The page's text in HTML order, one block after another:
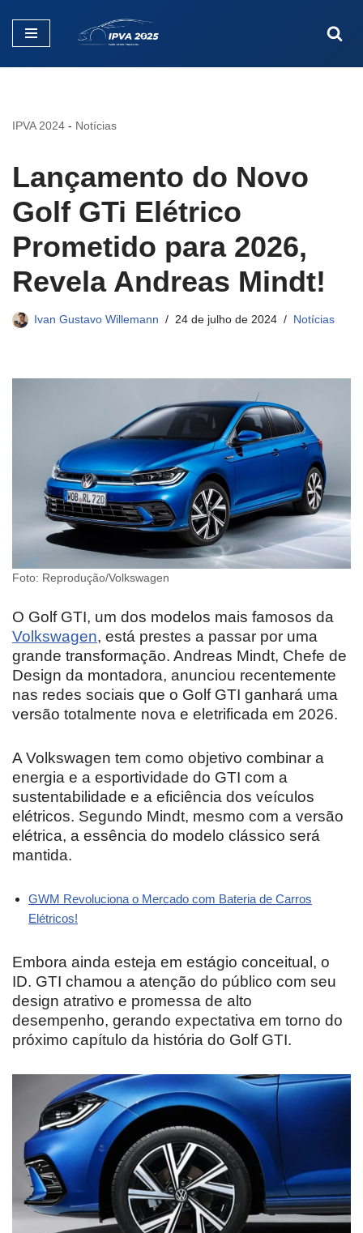
Pular
IPVA 2024 - Notícias
Lançamento do Novo
Golf GTi Elétrico
Prometido para 2026,
Revela Andreas Mindt!
Ivan Gustavo Willemann 24 de julho de 2024 Notícias
Foto: Reprodução/Volkswagen
O Golf GTI, um dos modelos mais famosos da
Volkswagen, está prestes a passar por uma
grande transformação. Andreas Mindt, Chefe de
Design da montadora, anunciou recentemente
nas redes sociais que o Golf GTI ganhará uma
versão totalmente nova e eletrificada em 2026.
A Volkswagen tem como objetivo combinar a
energia e a esportividade do GTI com a
sustentabilidade e a eficiência dos veículos
elétricos. Segundo Mindt, mesmo com a versão
elétrica, a essência do modelo clássico será
mantida.
GWM Revoluciona o Mercado com Bateria de Carros
Elétricos!
Embora ainda esteja em estágio conceitual, o
ID. GTI chamou a atenção do público com seu
design atrativo e promessa de alto
desempenho, gerando expectativa em torno do
próximo capítulo da história do Golf GTI.